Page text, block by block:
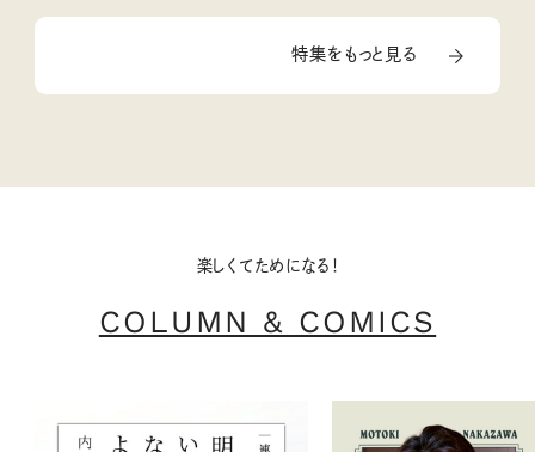
特集をもっと見る
楽しくてためになる！
COLUMN & COMICS